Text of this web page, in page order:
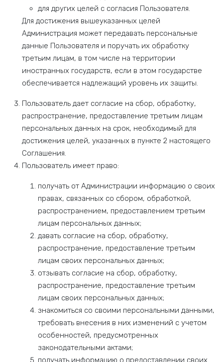
для других целей с согласия Пользователя.
Для достижения вышеуказанных целей
Администрация может передавать персональные
данные Пользователя и поручать их обработку
третьим лицам, в том числе на территории
иностранных государств, если в этом государстве
обеспечивается надлежащий уровень их защиты.
Пользователь дает согласие на сбор, обработку,
распространение, предоставление третьим лицам
персональных данных на срок, необходимый для
достижения целей, указанных в пункте 2 настоящего
Соглашения.
Пользователь имеет право:
получать от Администрации информацию о своих
правах, связанных со сбором, обработкой,
распространением, предоставлением третьим
лицам персональных данных;
давать согласие на сбор, обработку,
распространение, предоставление третьим
лицам своих персональных данных;
отзывать согласие на сбор, обработку,
распространение, предоставление третьим
лицам своих персональных данных;
знакомиться со своими персональными данными,
требовать внесения в них изменений с учетом
особенностей, предусмотренных
законодательными актами;
получать информацию о предоставлении своих